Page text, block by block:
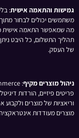
גמישות והתאמה אישית
משתמשים יכולים לבחור
מה שמאפשר התאמה אישית
תהליך התשלום, כל היבט
של העסק.
ניהול מוצרים מקיף
פריטים פיזיים, הורדות
וריאציות של מוצרים ולקבוע
מוצרים מעודדות